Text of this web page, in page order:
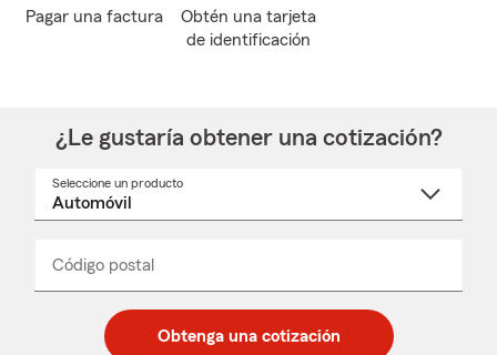
Pagar una factura
Obtén una tarjeta
de identificación
¿Le gustaría obtener una cotización?
Seleccione un producto
desplegable
Código postal
de
de
_____
Obtenga una cotización